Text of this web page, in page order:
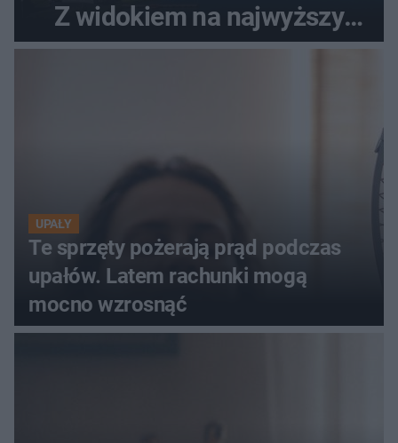
Z widokiem na najwyższy
szczyt Gór Świętokrzyskich
UPAŁY
Te sprzęty pożerają prąd podczas
upałów. Latem rachunki mogą
mocno wzrosnąć